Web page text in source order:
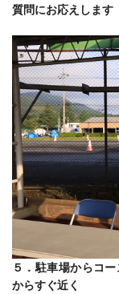
質問にお応えします
５．駐車場からコ
からすぐ近く